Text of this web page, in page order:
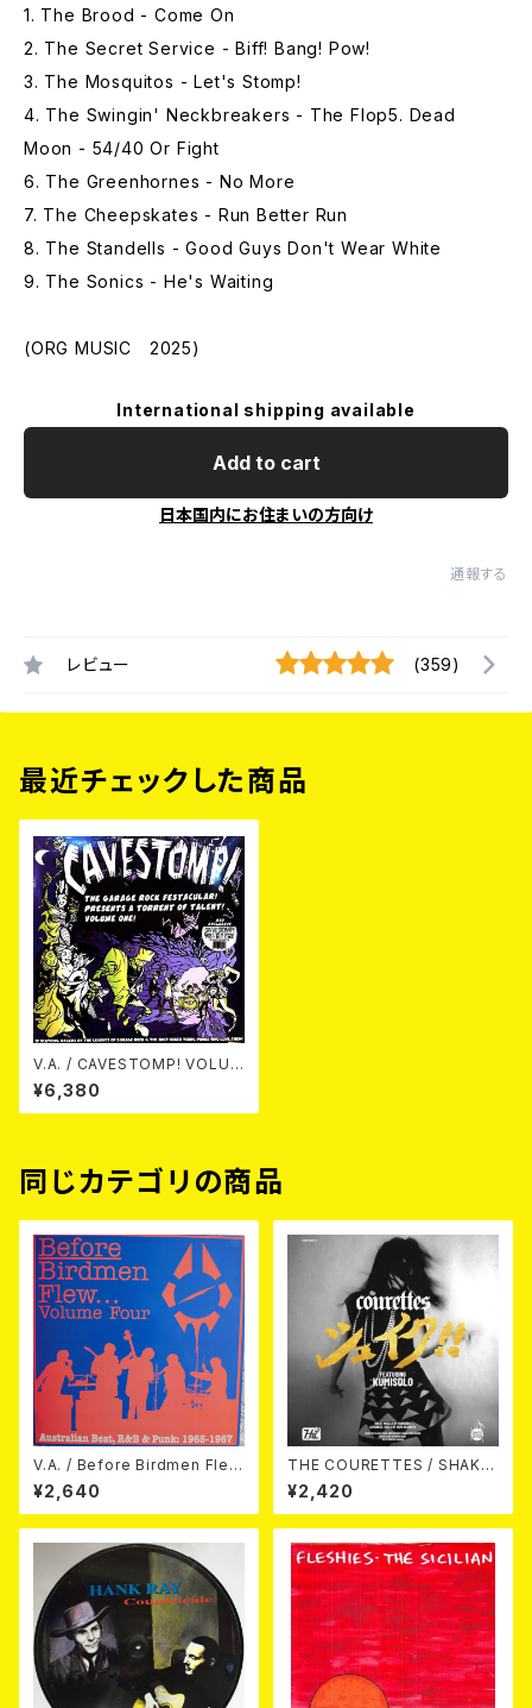
1. The Brood - Come On
2. The Secret Service - Biff! Bang! Pow!
3. The Mosquitos - Let's Stomp!
4. The Swingin' Neckbreakers - The Flop5. Dead
Moon - 54/40 Or Fight
6. The Greenhornes - No More
7. The Cheepskates - Run Better Run
8. The Standells - Good Guys Don't Wear White
9. The Sonics - He's Waiting
(ORG MUSIC 2025)
International shipping available
Add to cart
日本国内にお住まいの方向け
通報する
レビュー (359)
最近チェックした商品
V.A. / CAVESTOMP! VOLUM
E 1 - A TORRENT OF TALE
NT! 【RSD 2025】 LP
¥6,380
同じカテゴリの商品
V.A. / Before Birdmen Fle
w...Volume Four (Australian
Beat, R&B & Punk: 1965-19
67) (LP)
¥2,640
THE COURETTES / SHAKE!
(来日記念盤 7")
¥2,420